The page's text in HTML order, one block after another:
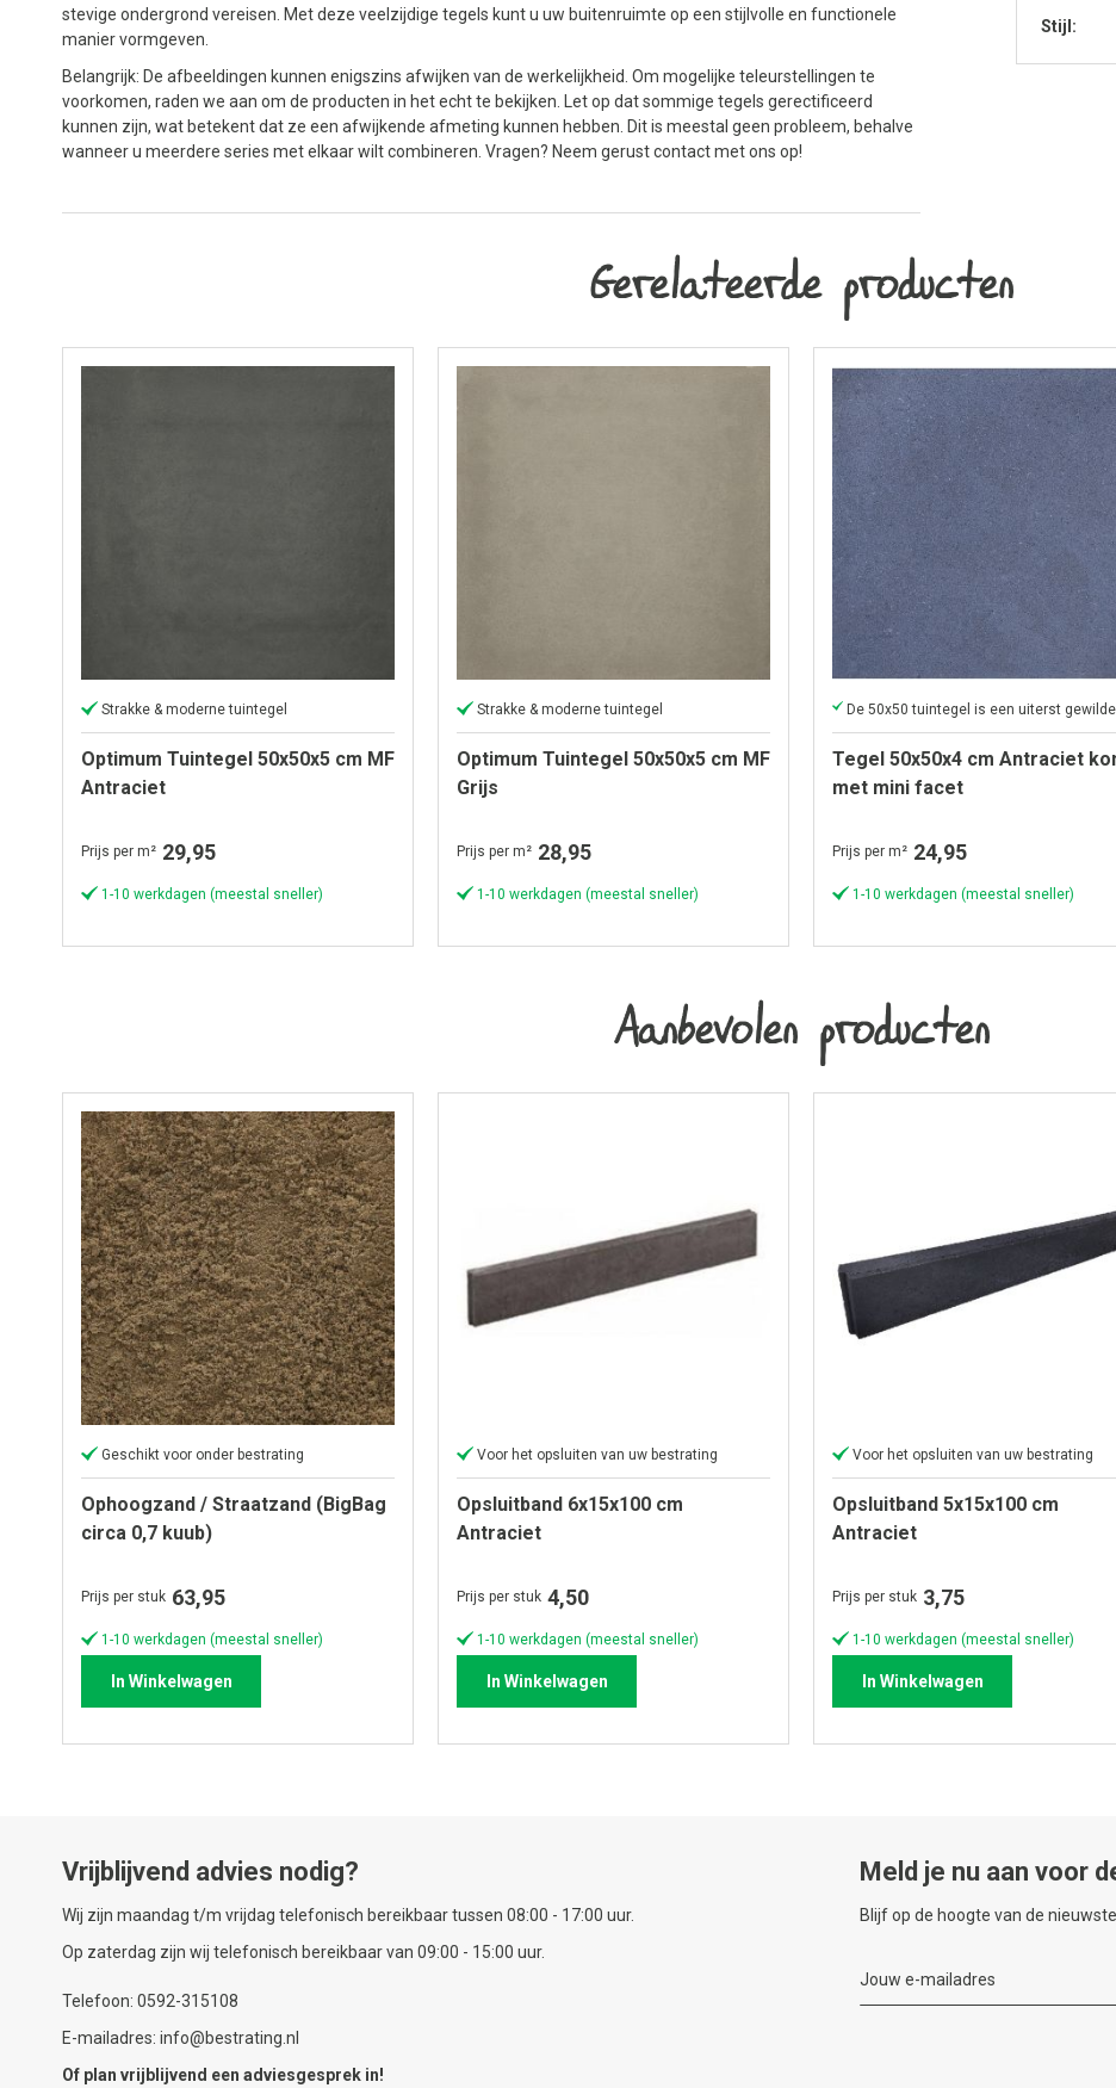
stevige ondergrond vereisen. Met deze veelzijdige tegels kunt u uw buitenruimte op een stijlvolle en functionele
manier vormgeven.
Belangrijk: De afbeeldingen kunnen enigszins afwijken van de werkelijkheid. Om mogelijke teleurstellingen te
voorkomen, raden we aan om de producten in het echt te bekijken. Let op dat sommige tegels gerectificeerd
kunnen zijn, wat betekent dat ze een afwijkende afmeting kunnen hebben. Dit is meestal geen probleem, behalve
wanneer u meerdere series met elkaar wilt combineren. Vragen? Neem gerust contact met ons op!
Stijl
Gerelateerde producten
Strakke & moderne tuintegel
Optimum Tuintegel 50x50x5 cm MF
Antraciet
Prijs per m² 29,95
1-10 werkdagen (meestal sneller)
Strakke & moderne tuintegel
Optimum Tuintegel 50x50x5 cm MF
Grijs
Prijs per m² 28,95
1-10 werkdagen (meestal sneller)
Tegel 50x50x4 cm Antraciet
met mini facet
Prijs per m² 24,95
1-10 werkdagen (meestal sneller)
Aanbevolen producten
Geschikt voor onder bestrating
Ophoogzand / Straatzand (BigBag
circa 0,7 kuub)
Prijs per stuk 63,95
1-10 werkdagen (meestal sneller)
In Winkelwagen
Voor het opsluiten van uw bestrating
Opsluitband 6x15x100 cm
Antraciet
Prijs per stuk 4,50
1-10 werkdagen (meestal sneller)
In Winkelwagen
Voor het opsluiten van uw bestrating
Opsluitband 5x15x100 cm
Antraciet
Prijs per stuk 3,75
1-10 werkdagen (meestal sneller)
In Winkelwagen
Vrijblijvend advies nodig?
Wij zijn maandag t/m vrijdag telefonisch bereikbaar tussen 08:00 - 17:00 uur.
Op zaterdag zijn wij telefonisch bereikbaar van 09:00 - 15:00 uur.
Telefoon: 0592-315108
E-mailadres: info@bestrating.nl
Of plan vrijblijvend een adviesgesprek in!
Meld je nu aan voor
Blijf op de hoogte van de